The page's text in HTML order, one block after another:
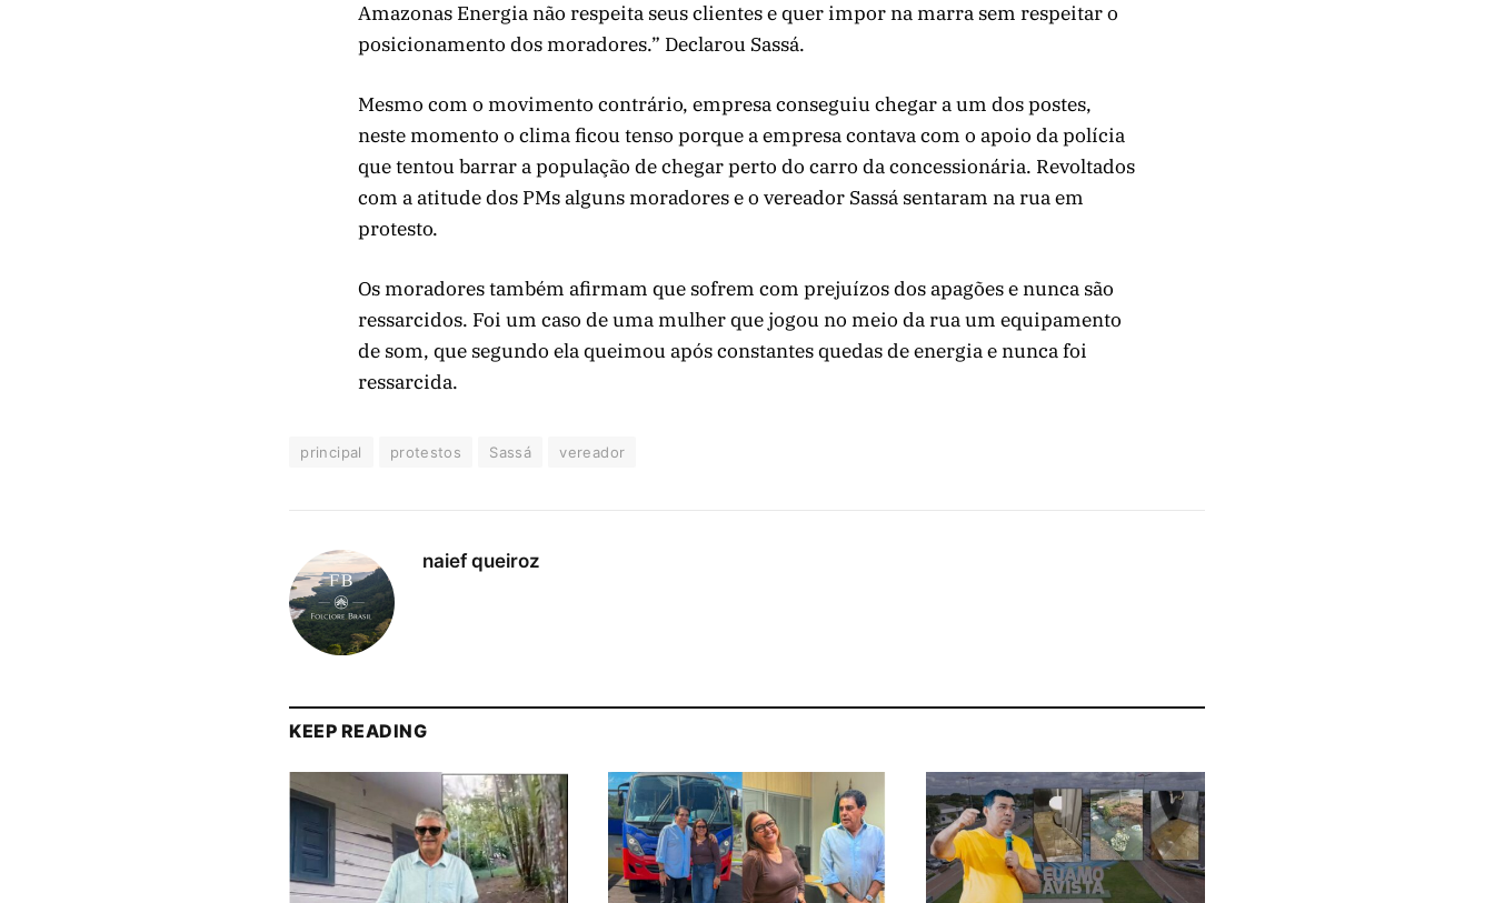
Amazonas Energia não respeita seus clientes e quer impor na marra sem respeitar o
posicionamento dos moradores.” Declarou Sassá.
Mesmo com o movimento contrário, empresa conseguiu chegar a um dos postes,
neste momento o clima ficou tenso porque a empresa contava com o apoio da polícia
que tentou barrar a população de chegar perto do carro da concessionária. Revoltados
com a atitude dos PMs alguns moradores e o vereador Sassá sentaram na rua em
protesto.
Os moradores também afirmam que sofrem com prejuízos dos apagões e nunca são
ressarcidos. Foi um caso de uma mulher que jogou no meio da rua um equipamento
de som, que segundo ela queimou após constantes quedas de energia e nunca foi
ressarcida.
principal protestos Sassá vereador
naief queiroz
KEEP READING